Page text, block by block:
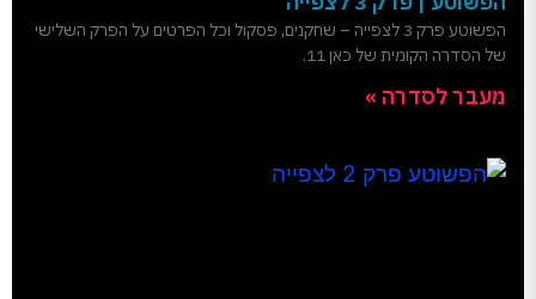
הפשוטע פרק 3 לצפייה – שחקנים, פסקול וכל הפרטים על הפרק השלישי
של הסדרה הקומית של כאן 11.
מעבר לסדרה »